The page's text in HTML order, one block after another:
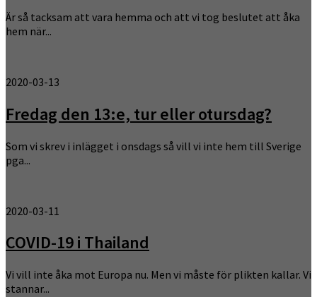
Är så tacksam att vara hemma och att vi tog beslutet att åka
hem när...
2020-03-13
Fredag den 13:e, tur eller otursdag?
Som vi skrev i inlägget i onsdags så vill vi inte hem till Sverige
pga...
2020-03-11
COVID-19 i Thailand
Vi vill inte åka mot Europa nu. Men vi måste för plikten kallar. Vi
stannar...